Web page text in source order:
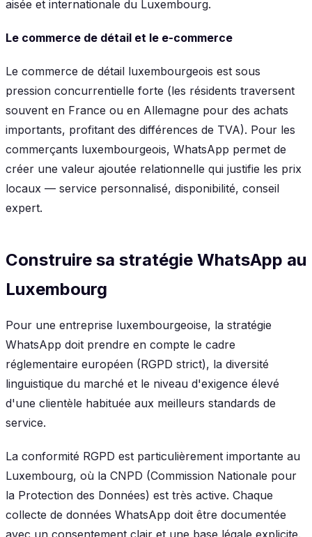
aisée et internationale du Luxembourg.
Le commerce de détail et le e-commerce
Le commerce de détail luxembourgeois est sous
pression concurrentielle forte (les résidents traversent
souvent en France ou en Allemagne pour des achats
importants, profitant des différences de TVA). Pour les
commerçants luxembourgeois, WhatsApp permet de
créer une valeur ajoutée relationnelle qui justifie les prix
locaux — service personnalisé, disponibilité, conseil
expert.
Construire sa stratégie WhatsApp au
Luxembourg
Pour une entreprise luxembourgeoise, la stratégie
WhatsApp doit prendre en compte le cadre
réglementaire européen (RGPD strict), la diversité
linguistique du marché et le niveau d'exigence élevé
d'une clientèle habituée aux meilleurs standards de
service.
La conformité RGPD est particulièrement importante au
Luxembourg, où la CNPD (Commission Nationale pour
la Protection des Données) est très active. Chaque
collecte de données WhatsApp doit être documentée
avec un consentement clair et une base légale explicite.